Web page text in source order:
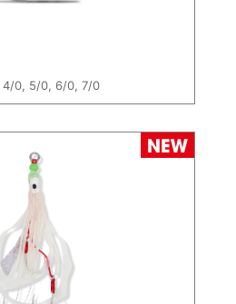
4/0, 5/0, 6/0, 7/0